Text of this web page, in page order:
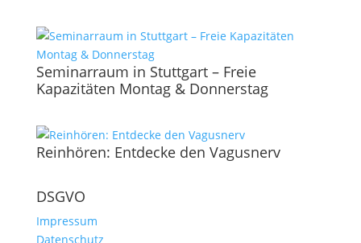
Seminarraum in Stuttgart – Freie
Kapazitäten Montag & Donnerstag
Reinhören: Entdecke den Vagusnerv
DSGVO
Impressum
Datenschutz